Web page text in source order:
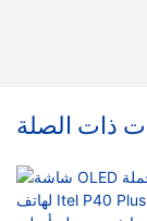
ذات الصلة